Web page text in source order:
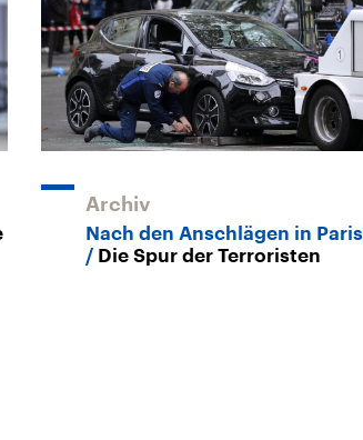
Archiv
Nach den Anschlägen in Paris
Die Spur der Terroristen